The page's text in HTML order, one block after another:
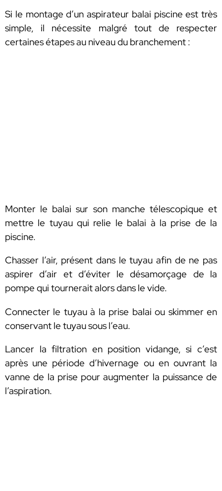
Si le montage d’un aspirateur balai piscine est très
simple, il nécessite malgré tout de respecter
certaines étapes au niveau du branchement :
Monter le balai sur son manche télescopique et
mettre le tuyau qui relie le balai à la prise de la
piscine.
Chasser l’air, présent dans le tuyau afin de ne pas
aspirer d’air et d’éviter le désamorçage de la
pompe qui tournerait alors dans le vide.
Connecter le tuyau à la prise balai ou skimmer en
conservant le tuyau sous l’eau.
Lancer la filtration en position vidange, si c’est
après une période d’hivernage ou en ouvrant la
vanne de la prise pour augmenter la puissance de
l’aspiration.